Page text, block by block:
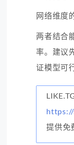
网络维度
两者结合
率。建议
证模型可
提供免